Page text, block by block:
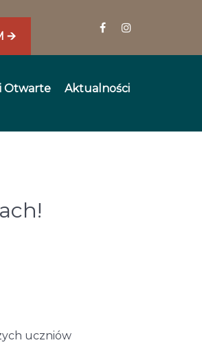
🡪
Otwarte Aktualności
uczniów